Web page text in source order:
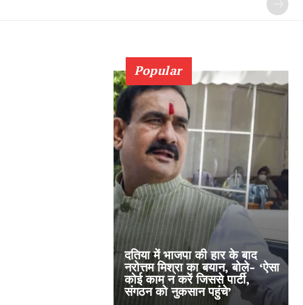
Popular
दतिया में भाजपा की हार के बाद
नरोत्तम मिश्रा का बयान, बोले- ‘ऐसा
कोई काम न करें जिससे पार्टी,
संगठन को नुकसान पहुंचे’